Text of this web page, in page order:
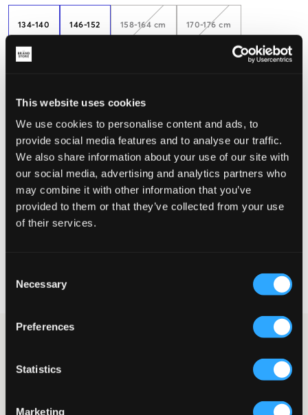
This website uses cookies
We use cookies to personalise content and ads, to
provide social media features and to analyse our traffic.
We also share information about your use of our site with
our social media, advertising and analytics partners who
may combine it with other information that you’ve
provided to them or that they’ve collected from your use
of their services.
Selection
Necessary
Preferences
Statistics
Marketing
134-140 146-152 158-164 cm 170-176 cm
Opplevd størrelse
Liten Riktig Stor
STØRRELSESTABELL
VELG EN STØRRELSE
Fri frakt over 999 kr
Vita shorts i linnemix fra Grunt. I midjen finnes det elastikk og
med den tilhørende skjorten for et komplett sett.
Snøring